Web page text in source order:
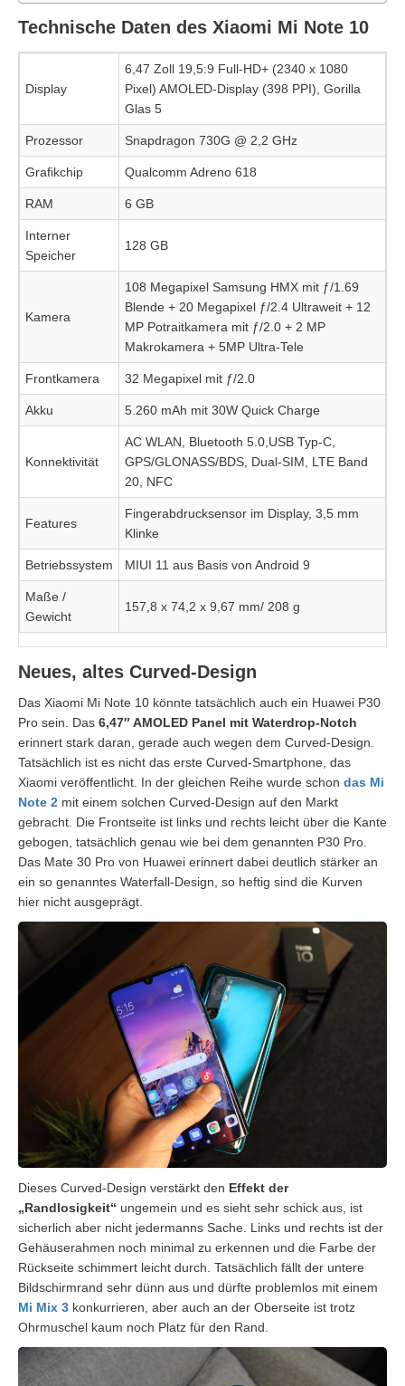
Technische Daten des Xiaomi Mi Note 10
Display
6,47 Zoll 19,5:9 Full-HD+ (2340 x 1080
Pixel) AMOLED-Display (398 PPI), Gorilla
Glas 5
Prozessor Snapdragon 730G @ 2,2 GHz
Grafikchip Qualcomm Adreno 618
RAM 6 GB
Interner
Speicher
128 GB
Kamera
108 Megapixel Samsung HMX mit ƒ/1.69
Blende + 20 Megapixel ƒ/2.4 Ultraweit + 12
MP Potraitkamera mit ƒ/2.0 + 2 MP
Makrokamera + 5MP Ultra-Tele
Frontkamera 32 Megapixel mit ƒ/2.0
Akku 5.260 mAh mit 30W Quick Charge
Konnektivität
AC WLAN, Bluetooth 5.0,USB Typ-C,
GPS/GLONASS/BDS, Dual-SIM, LTE Band
20, NFC
Features
Fingerabdrucksensor im Display, 3,5 mm
Klinke
Betriebssystem MIUI 11 aus Basis von Android 9
Maße /
Gewicht
157,8 x 74,2 x 9,67 mm/ 208 g
Neues, altes Curved-Design
Das Xiaomi Mi Note 10 könnte tatsächlich auch ein Huawei P30
Pro sein. Das 6,47″ AMOLED Panel mit Waterdrop-Notch
erinnert stark daran, gerade auch wegen dem Curved-Design.
Tatsächlich ist es nicht das erste Curved-Smartphone, das
Xiaomi veröffentlicht. In der gleichen Reihe wurde schon das Mi
Note 2 mit einem solchen Curved-Design auf den Markt
gebracht. Die Frontseite ist links und rechts leicht über die Kante
gebogen, tatsächlich genau wie bei dem genannten P30 Pro.
Das Mate 30 Pro von Huawei erinnert dabei deutlich stärker an
ein so genanntes Waterfall-Design, so heftig sind die Kurven
hier nicht ausgeprägt.
Dieses Curved-Design verstärkt den Effekt der
„Randlosigkeit“ ungemein und es sieht sehr schick aus, ist
sicherlich aber nicht jedermanns Sache. Links und rechts ist der
Gehäuserahmen noch minimal zu erkennen und die Farbe der
Rückseite schimmert leicht durch. Tatsächlich fällt der untere
Bildschirmrand sehr dünn aus und dürfte problemlos mit einem
Mi Mix 3 konkurrieren, aber auch an der Oberseite ist trotz
Ohrmuschel kaum noch Platz für den Rand.